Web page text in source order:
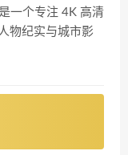
一个专注 4K 高清
物纪实与城市影